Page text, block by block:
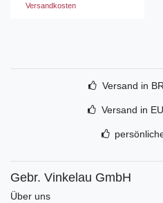
Versandkosten
Versand in
Versand in
Gebr. Vinkelau GmbH
Über uns